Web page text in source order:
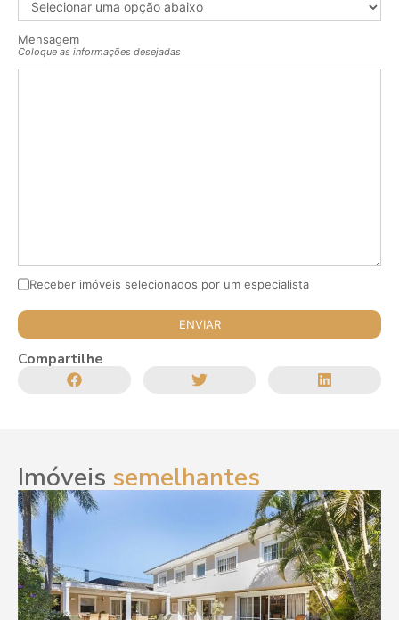
Mensagem
Coloque as informações desejadas
Receber imóveis selecionados por um especialista
Compartilhe
Imóveis semelhantes